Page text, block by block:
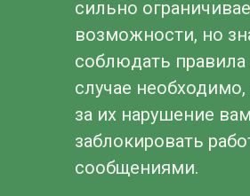
сильно
возможности, но
соблюдать
случае необходимо,
за их нарушение
заблокировать
сообщениями.